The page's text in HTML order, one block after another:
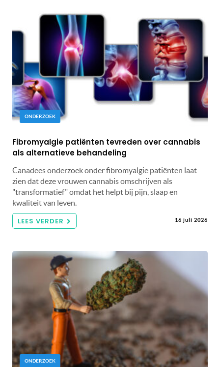
ONDERZOEK
Fibromyalgie patiënten tevreden over cannabis
als alternatieve behandeling
Canadees onderzoek onder fibromyalgie patiënten laat
zien dat deze vrouwen cannabis omschrijven als
"transformatief" omdat het helpt bij pijn, slaap en
kwaliteit van leven.
LEES VERDER 16 juli 2026
ONDERZOEK